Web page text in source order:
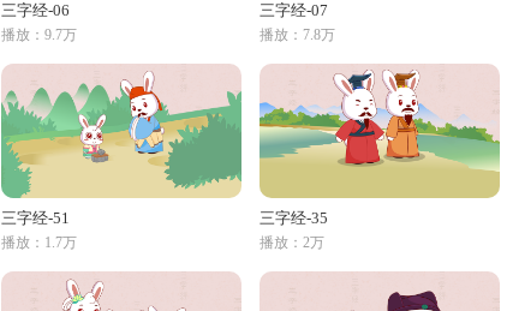
三字经-06
播放：9.7万
三字经-07
播放：7.8万
三字经-51
播放：1.7万
三字经-35
播放：2万